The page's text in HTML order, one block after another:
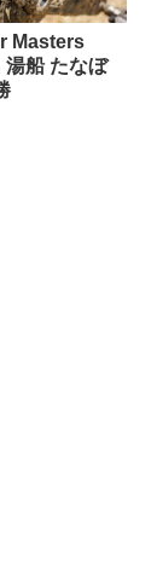
Masters
船 たなぼ